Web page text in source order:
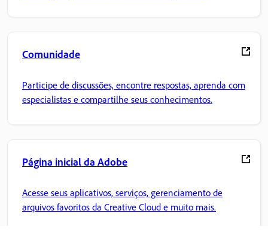
Comunidade
Participe de discussões, encontre respostas, aprenda com
especialistas e compartilhe seus conhecimentos.
Página inicial da Adobe
Acesse seus aplicativos, serviços, gerenciamento de
arquivos favoritos da Creative Cloud e muito mais.